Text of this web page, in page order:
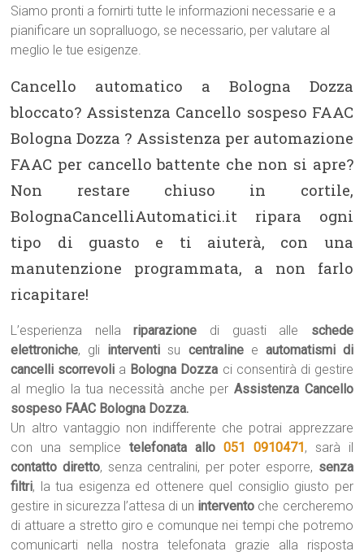
Siamo pronti a fornirti tutte le informazioni necessarie e a
pianificare un sopralluogo, se necessario, per valutare al
meglio le tue esigenze.
Cancello automatico a Bologna Dozza
bloccato? Assistenza Cancello sospeso FAAC
Bologna Dozza ? Assistenza per automazione
FAAC per cancello battente che non si apre?
Non restare chiuso in cortile,
BolognaCancelliAutomatici.it ripara ogni
tipo di guasto e ti aiuterà, con una
manutenzione programmata, a non farlo
ricapitare!
L’esperienza nellariparazione di guasti alle schede
elettroniche, gli interventi su centralinee automatismi di
cancelli scorrevoli a Bologna Dozza ci consentirà di gestire
al meglio la tua necessità anche per Assistenza Cancello
sospeso FAAC Bologna Dozza.
Un altro vantaggio non indifferente che potrai apprezzare
con una semplicetelefonata allo 051 0910471, sarà il
contatto diretto, senza centralini, per poter esporre, senza
filtri, la tua esigenza ed ottenere quel consiglio giusto per
gestire in sicurezza l’attesa di un intervento che cercheremo
di attuare a stretto giro e comunque nei tempi che potremo
comunicarti nella nostra telefonata grazie alla risposta